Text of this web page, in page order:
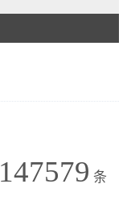
147579 条